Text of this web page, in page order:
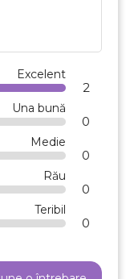
Excelent
2
Una bună
0
Medie
0
Rău
0
Teribil
0
de dorinte